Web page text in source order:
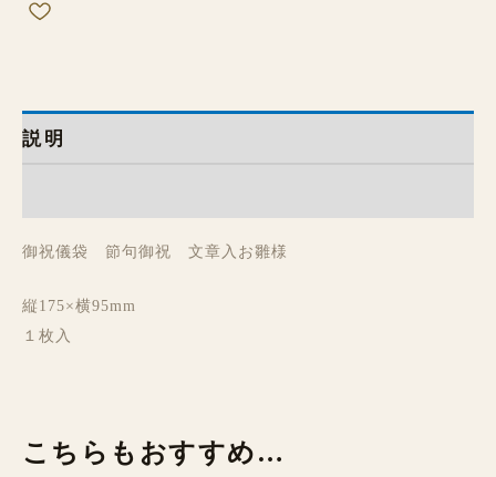
説明
御祝儀袋 節句御祝 文章入お雛様
縦175×横95mm
１枚入
こちらもおすすめ…